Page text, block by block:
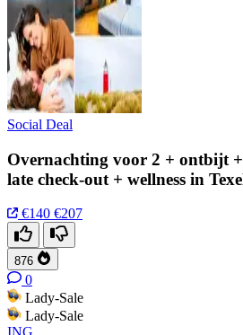
Social Deal
Overnachting voor 2 + ontbijt
late check-out + wellness in
€140 €207
876
0
Lady-Sale
Lady-Sale